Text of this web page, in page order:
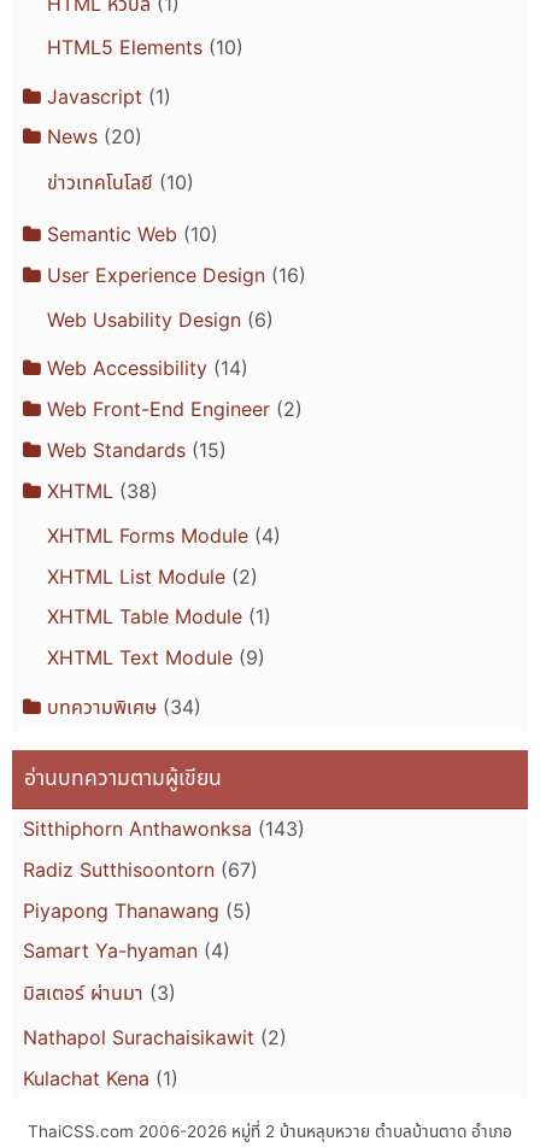
HTML5 Elements(10)
Javascript (1)
News(20)
ข่าวเทคโนโลยี (10)
Semantic Web (10)
User Experience Design(16)
Web Usability Design(6)
Web Accessibility(14)
Web Front-End Engineer(2)
Web Standards(15)
XHTML (38)
XHTML Forms Module(4)
XHTML List Module(2)
XHTML Table Module(1)
XHTML Text Module(9)
บทความพิเศษ(34)
อ่านบทความตามผู้เขียน
Sitthiphorn Anthawonksa (143)
Radiz Sutthisoontorn (67)
Piyapong Thanawang (5)
Samart Ya-hyaman (4)
มิสเตอร์ ผ่านมา (3)
Nathapol Surachaisikawit (2)
Kulachat Kena (1)
ThaiCSS.com 2006-2026 หมู่ที่ 2 บ้านหลุบหวาย ตำบลบ้านตาด อำเภอ